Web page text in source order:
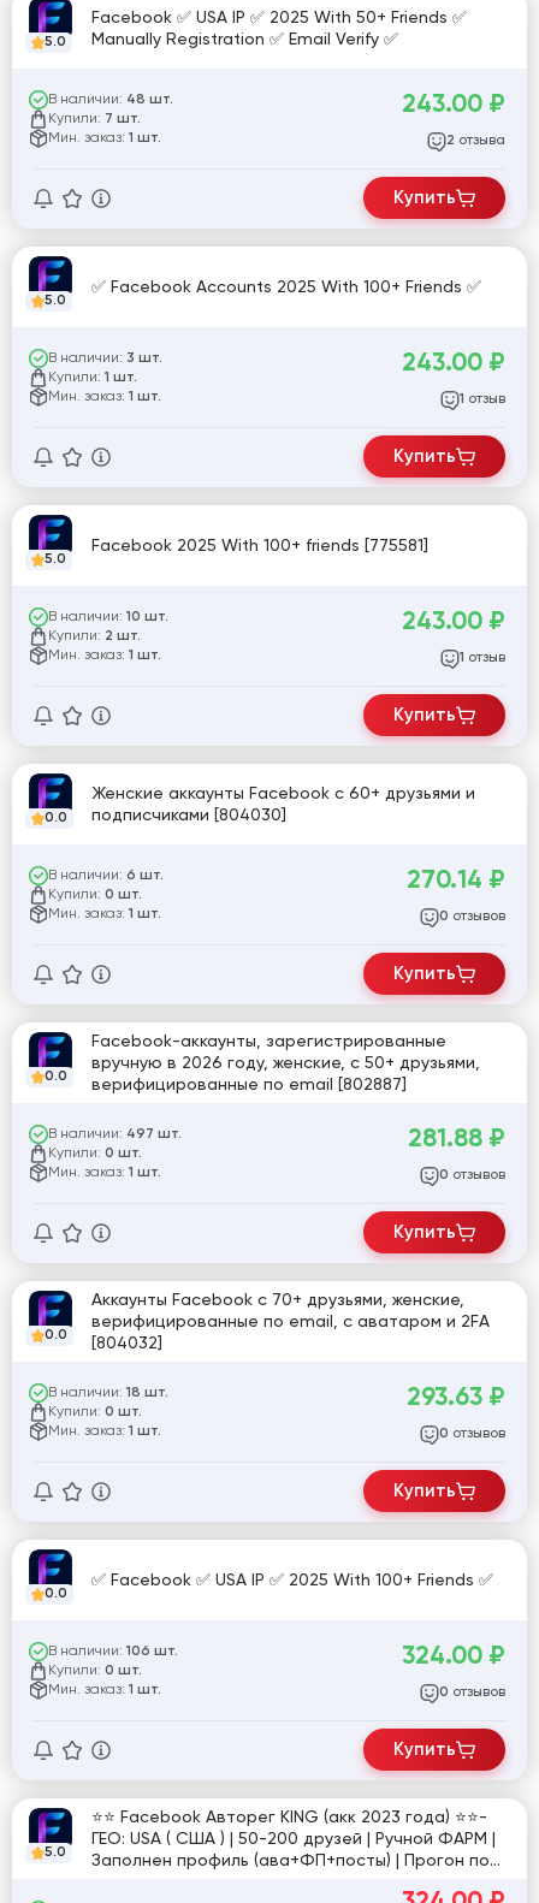
5.0
Facebook ✅ USA IP ✅ 2025 With 50+ Friends ✅
Manually Registration ✅ Email Verify ✅
В наличии: 48 шт.
Купили: 7 шт.
Мин. заказ: 1 шт.
243.00 ₽
2 отзыва
Купить
5.0
✅ Facebook Accounts 2025 With 100+ Friends ✅
В наличии: 3 шт.
Купили: 1 шт.
Мин. заказ: 1 шт.
243.00 ₽
1 отзыв
Купить
5.0
Facebook 2025 With 100+ friends [775581]
В наличии: 10 шт.
Купили: 2 шт.
Мин. заказ: 1 шт.
243.00 ₽
1 отзыв
Купить
0.0
Женские аккаунты Facebook с 60+ друзьями и
подписчиками [804030]
В наличии: 6 шт.
Купили: 0 шт.
Мин. заказ: 1 шт.
270.14 ₽
0 отзывов
Купить
0.0
Facebook-аккаунты, зарегистрированные
вручную в 2026 году, женские, с 50+ друзьями,
верифицированные по email [802887]
В наличии: 497 шт.
Купили: 0 шт.
Мин. заказ: 1 шт.
281.88 ₽
0 отзывов
Купить
0.0
Аккаунты Facebook с 70+ друзьями, женские,
верифицированные по email, с аватаром и 2FA
[804032]
В наличии: 18 шт.
Купили: 0 шт.
Мин. заказ: 1 шт.
293.63 ₽
0 отзывов
Купить
0.0
✅ Facebook ✅ USA IP ✅ 2025 With 100+ Friends ✅
В наличии: 106 шт.
Купили: 0 шт.
Мин. заказ: 1 шт.
324.00 ₽
0 отзывов
Купить
5.0
⭐⭐ Facebook Авторег KING (акк 2023 года) ⭐⭐-
ГЕО: USA ( США ) | 50-200 друзей | Ручной ФАРМ |
Заполнен профиль (ава+ФП+посты) | Прогон по